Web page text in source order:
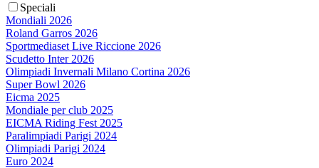
Speciali
Mondiali 2026
Roland Garros 2026
Sportmediaset Live Riccione 2026
Scudetto Inter 2026
Olimpiadi Invernali Milano Cortina 2026
Super Bowl 2026
Eicma 2025
Mondiale per club 2025
EICMA Riding Fest 2025
Paralimpiadi Parigi 2024
Olimpiadi Parigi 2024
Euro 2024